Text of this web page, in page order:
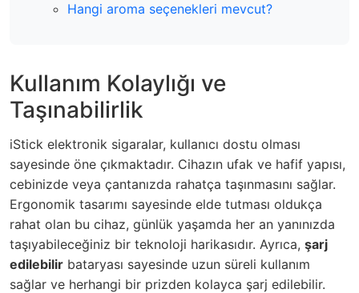
Hangi aroma seçenekleri mevcut?
Kullanım Kolaylığı ve
Taşınabilirlik
iStick elektronik sigaralar, kullanıcı dostu olması
sayesinde öne çıkmaktadır. Cihazın ufak ve hafif yapısı,
cebinizde veya çantanızda rahatça taşınmasını sağlar.
Ergonomik tasarımı sayesinde elde tutması oldukça
rahat olan bu cihaz, günlük yaşamda her an yanınızda
taşıyabileceğiniz bir teknoloji harikasıdır. Ayrıca, şarj
edilebilir bataryası sayesinde uzun süreli kullanım
sağlar ve herhangi bir prizden kolayca şarj edilebilir.